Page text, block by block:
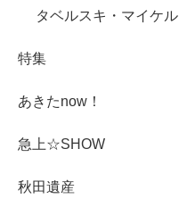
タベルスキ・マイケル
特集
あきたnow！
急上☆SHOW
秋田遺産